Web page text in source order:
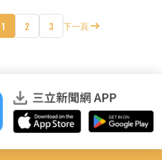
1 2 3 下一頁